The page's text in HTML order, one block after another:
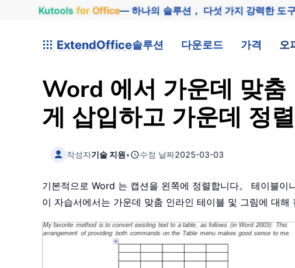
Kutools for Office— 하나의 솔루션， 다섯 가지 강력한 도구
ExtendOffice솔루션 다운로드 가격 오
Word 에서 가운데 맞춤
게 삽입하고 가운데 정
작성자기술 지원• 수정 날짜2025-03-03
기본적으로 Word 는 캡션을 왼쪽에 정렬합니다。 테이블이
이 자습서에서는 가운데 맞춤 인라인 테이블 및 그림에 대